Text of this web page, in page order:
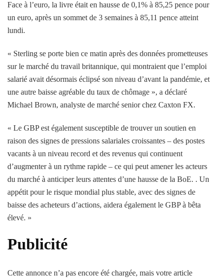
Face à l’euro, la livre était en hausse de 0,1% à 85,25 pence pour
un euro, après un sommet de 3 semaines à 85,11 pence atteint
lundi.
« Sterling se porte bien ce matin après des données prometteuses
sur le marché du travail britannique, qui montraient que l’emploi
salarié avait désormais éclipsé son niveau d’avant la pandémie, et
une autre baisse agréable du taux de chômage », a déclaré
Michael Brown, analyste de marché senior chez Caxton FX.
« Le GBP est également susceptible de trouver un soutien en
raison des signes de pressions salariales croissantes – des postes
vacants à un niveau record et des revenus qui continuent
d’augmenter à un rythme rapide – ce qui peut amener les acteurs
du marché à anticiper leurs attentes d’une hausse de la BoE. . Un
appétit pour le risque mondial plus stable, avec des signes de
baisse des acheteurs d’actions, aidera également le GBP à bêta
élevé. »
Publicité
Cette annonce n’a pas encore été chargée, mais votre article